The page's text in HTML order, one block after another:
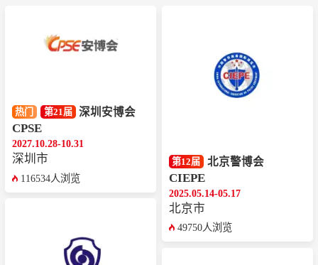
热门 第21届 深圳安博会
CPSE
2027.10.28-10.31
深圳市
116534人浏览
第12届 北京警博会
CIEPE
2025.05.14-05.17
北京市
49750人浏览